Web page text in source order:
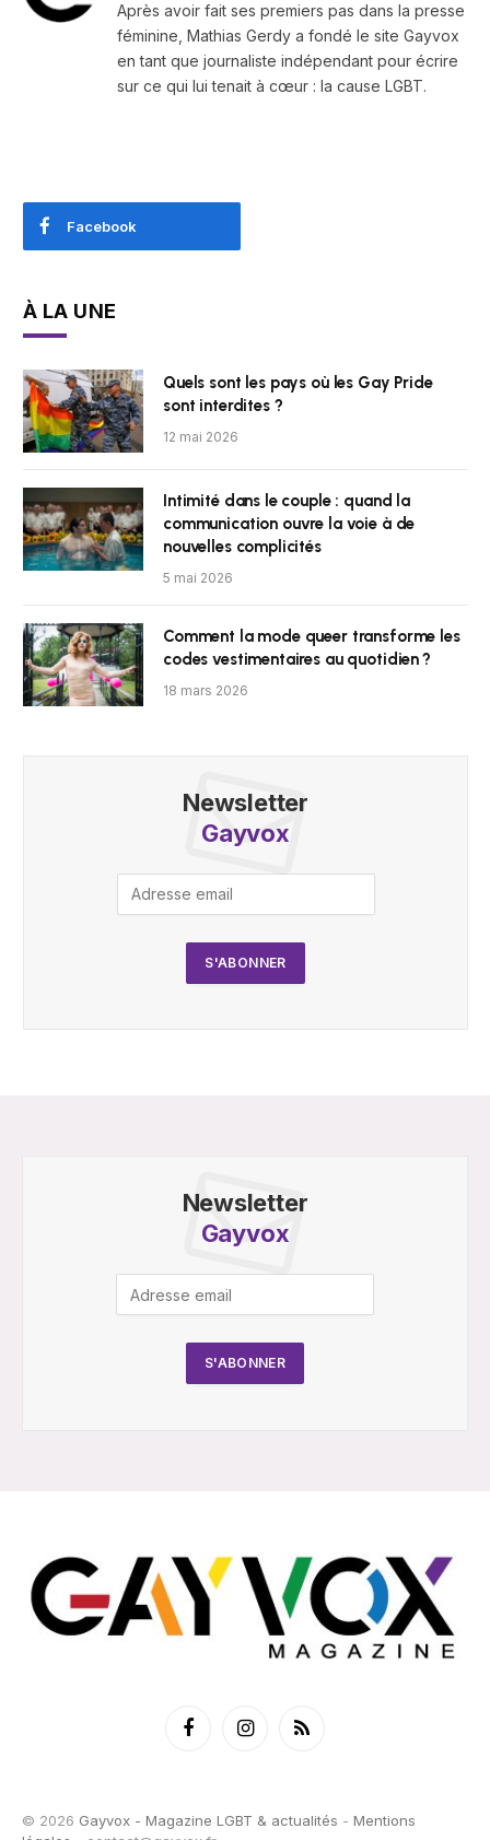
Après avoir fait ses premiers pas dans la presse
féminine, Mathias Gerdy a fondé le site Gayvox
en tant que journaliste indépendant pour écrire
sur ce qui lui tenait à cœur : la cause LGBT.
Facebook
À LA UNE
Quels sont les pays où les Gay Pride
sont interdites ?
12 mai 2026
Intimité dans le couple : quand la
communication ouvre la voie à de
nouvelles complicités
5 mai 2026
Comment la mode queer transforme les
codes vestimentaires au quotidien ?
18 mars 2026
Newsletter
Gayvox
Newsletter
Gayvox
FacebookInstagramRSS
© 2026 Gayvox - Magazine LGBT & actualités - Mentions